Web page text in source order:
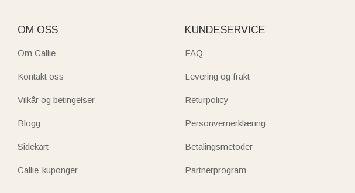
OM OSS
Om Callie
Kontakt oss
Vilkår og betingelser
Blogg
Sidekart
Callie-kuponger
KUNDESERVICE
FAQ
Levering og frakt
Returpolicy
Personvernerklæring
Betalingsmetoder
Partnerprogram